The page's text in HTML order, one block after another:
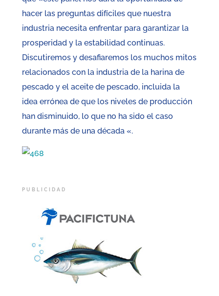
hacer las preguntas difíciles que nuestra
industria necesita enfrentar para garantizar la
prosperidad y la estabilidad continuas.
Discutiremos y desafiaremos los muchos mitos
relacionados con la industria de la harina de
pescado y el aceite de pescado, incluida la
idea errónea de que los niveles de producción
han disminuido, lo que no ha sido el caso
durante más de una década «.